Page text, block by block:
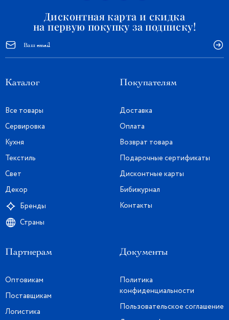
Дисконтная карта и скидка
на первую покупку за подписку!
Каталог
Все товары
Сервировка
Кухня
Текстиль
Свет
Декор
Бренды
Страны
Покупателям
Доставка
Оплата
Возврат товара
Подарочные сертификаты
Дисконтные карты
Бибижурнал
Контакты
Партнерам
Оптовикам
Поставщикам
Логистика
Документы
Политика
конфиденциальности
Пользовательское соглашение